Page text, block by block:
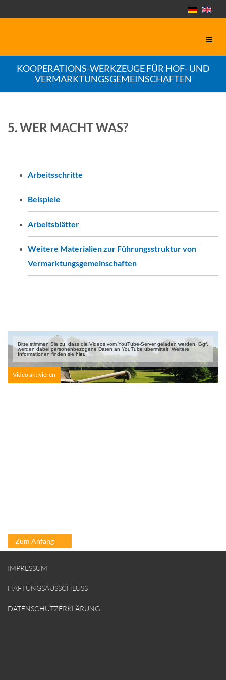
KOOPERATIONS-WERKZEUGE FÜR HOF- UND
VERMARKTUNGSGEMEINSCHAFTEN
5. WER MACHT WAS?
Arbeitsschritte
Beispiele
Aufgaben_am_Hof_Beispiel_2.pdf
Arbeitsblätter
Aufgaben_am_Hof.xls
Weitere Materialien zur Führungsstruktur von
Vermarktungsgemeinschaften
Gesamtstruktur_von_Kooperativen.docx
Bitte stimmen Sie zu, dass die Videos vom YouTube-Server geladen werden. Ggf.
werden dabei personen­bezogene Daten an YouTube übermittelt. Weitere
Informationen finden sie hier.
Zum Anfang
IMPRESSUM
HAFTUNGSAUSSCHLUSS
DATENSCHUTZERKLÄRUNG